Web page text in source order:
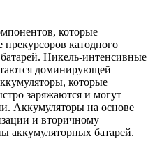
которые
прекурсоров катодного
Никель-интенсивные
доминирующей
которые
заряжаются и могут
Аккумуляторы на основе
и вторичному
аккумуляторных батарей.